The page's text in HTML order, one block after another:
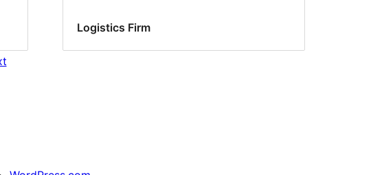
Logistics Firm